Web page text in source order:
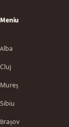
Meniu
Alba
Cluj
Mureș
Sibiu
Brașov